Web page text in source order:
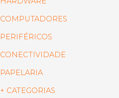
COMPUTADORES
PERIFÉRICOS
CONECTIVIDADE
PAPELARIA
+ CATEGORIAS